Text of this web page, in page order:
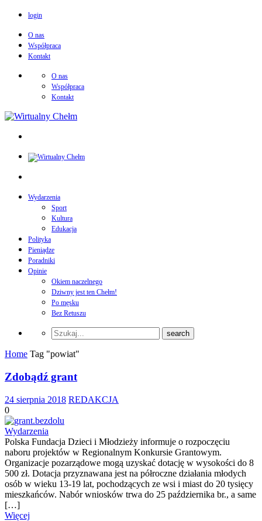
login
O nas
Współpraca
Kontakt
O nas
Współpraca
Kontakt
Wydarzenia
Sport
Kultura
Edukacja
Polityka
Pieniądze
Poradniki
Opinie
Okiem naczelnego
Dziwny jest ten Chełm!
Po męsku
Bez Retuszu
Home Tag "powiat"
Zdobądź grant
24 sierpnia 2018 REDAKCJA
0
Wydarzenia
Polska Fundacja Dzieci i Młodzieży informuje o rozpoczęciu
naboru projektów w Regionalnym Konkursie Grantowym.
Organizacje pozarządowe mogą uzyskać dotację w wysokości do 8
500 zł. Dotacja przyznawana jest na półroczne działania młodych
osób w wieku 13-19 lat, pochodzących ze wsi i miast do 20 tysięcy
mieszkańców. Nabór wniosków trwa do 25 października br., a same
[…]
Więcej